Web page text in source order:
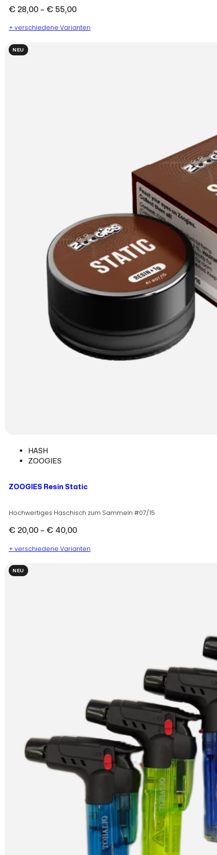
€ 28,00 – € 55,00Preisspanne:
bis
+ verschiedene Varianten
NEU
HASH
ZOOGIES
ZOOGIES Resin Static
Hochwertiges Haschisch zum Sammeln #07/15
€ 20,00 – € 40,00Preisspanne:
bis
+ verschiedene Varianten
NEU